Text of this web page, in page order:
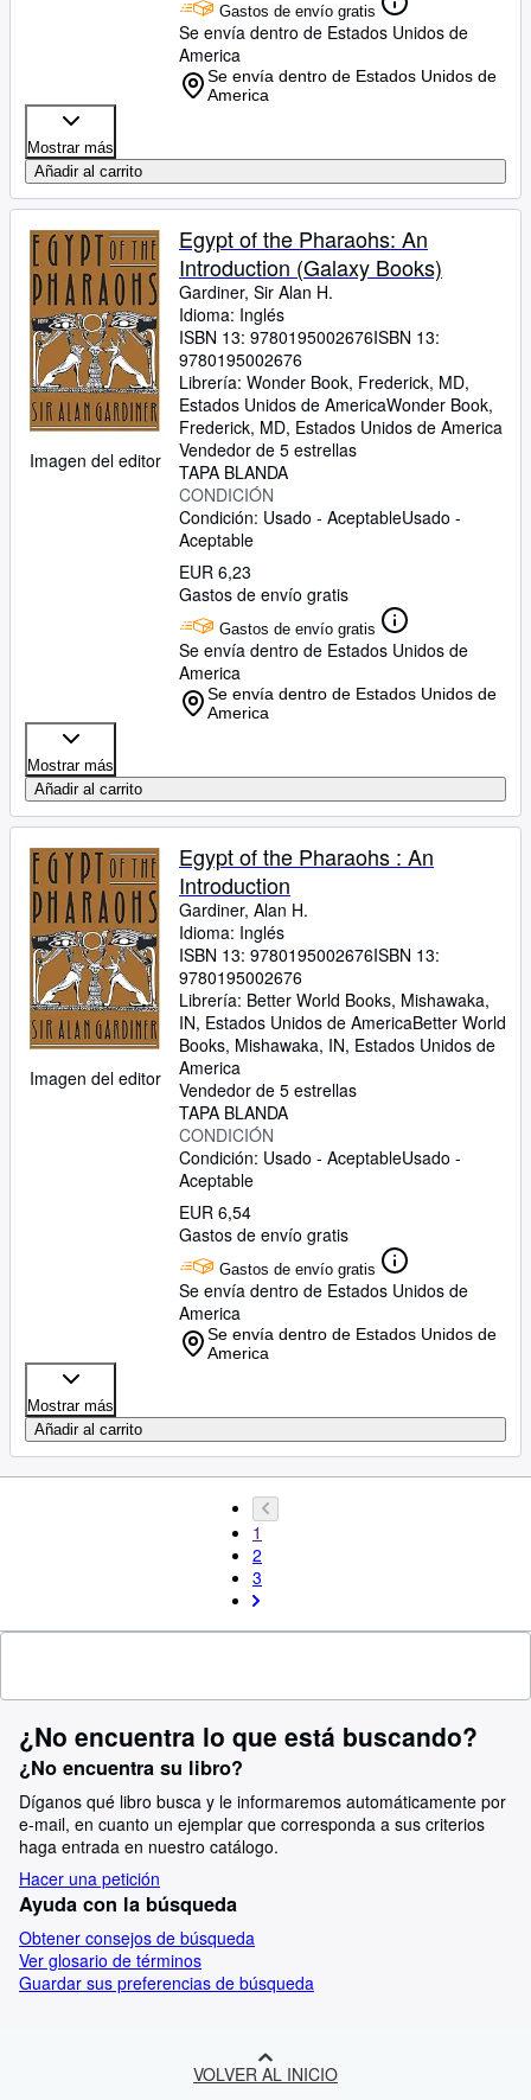
Gastos de envío gratis
Se envía dentro de Estados Unidos de
America
Se envía dentro de Estados Unidos de
America
Mostrar más
Añadir al carrito
Imagen del editor
Egypt of the Pharaohs: An
Introduction (Galaxy Books)
Gardiner, Sir Alan H.
Idioma: Inglés
ISBN 13: 9780195002676ISBN 13:
9780195002676
Librería: Wonder Book, Frederick, MD,
Estados Unidos de AmericaWonder Book,
Frederick, MD, Estados Unidos de America
Vendedor de 5 estrellas
TAPA BLANDA
CONDICIÓN
Condición: Usado - AceptableUsado -
Aceptable
EUR 6,23
Gastos de envío gratis
Gastos de envío gratis
Se envía dentro de Estados Unidos de
America
Se envía dentro de Estados Unidos de
America
Mostrar más
Añadir al carrito
Imagen del editor
Egypt of the Pharaohs : An
Introduction
Gardiner, Alan H.
Idioma: Inglés
ISBN 13: 9780195002676ISBN 13:
9780195002676
Librería: Better World Books, Mishawaka,
IN, Estados Unidos de AmericaBetter World
Books, Mishawaka, IN, Estados Unidos de
America
Vendedor de 5 estrellas
TAPA BLANDA
CONDICIÓN
Condición: Usado - AceptableUsado -
Aceptable
EUR 6,54
Gastos de envío gratis
Gastos de envío gratis
Se envía dentro de Estados Unidos de
America
Se envía dentro de Estados Unidos de
America
Mostrar más
Añadir al carrito
1
2
3
¿No encuentra lo que está buscando?
¿No encuentra su libro?
Díganos qué libro busca y le informaremos automáticamente por
e-mail, en cuanto un ejemplar que corresponda a sus criterios
haga entrada en nuestro catálogo.
Hacer una petición
Ayuda con la búsqueda
Obtener consejos de búsqueda
Ver glosario de términos
Guardar sus preferencias de búsqueda
VOLVER AL INICIO